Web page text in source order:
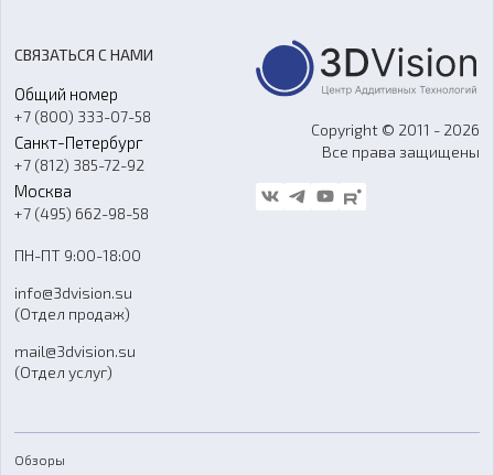
Оборудование и материалы для вакуумного литья
Аксессуары и прочее оборудование
Программное обеспечение
Ремонт и услуги
О компании
Контакты
Гос. закупки
Стать дилером
Блог
FAQ
СВЯЗАТЬСЯ С НАМИ
Общий номер
+7 (800) 333-07-58
Санкт-Петербург
+7 (812) 385-72-92
Москва
+7 (495) 662-98-58
ПН-ПТ 9:00-18:00
info@3dvision.su
(Отдел продаж)
mail@3dvision.su
(Отдел услуг)
Copyright © 2011 - 2026
Все права защищены
Обзоры